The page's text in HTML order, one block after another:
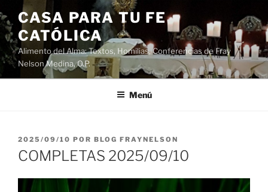
Saltar
al
contenido
CASA PARA TU FE
CATÓLICA
Alimento del Alma: Textos, Homilias, Conferencias de Fray
Nelson Medina, O.P.
Menú
PUBLICADO
EL
2025/09/10 POR BLOG FRAYNELSON
COMPLETAS 2025/09/10